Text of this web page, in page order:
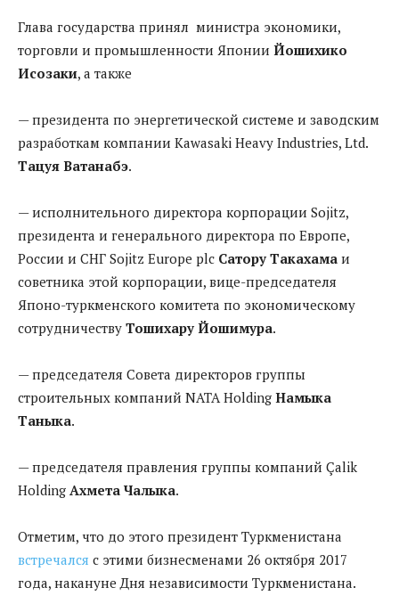
Глава государства принял министра экономики,
торговли и промышленности Японии Йошихико
Исозаки, а также
— президента по энергетической системе и заводским
разработкам компании Kawasaki Heavy Industries, Ltd.
Тацуя Ватанабэ.
— исполнительного директора корпорации Sojitz,
президента и генерального директора по Европе,
России и СНГ Sojitz Europe plc Сатору Такахама и
советника этой корпорации, вице-председателя
Японо-туркменского комитета по экономическому
сотрудничеству Тошихару Йошимура.
— председателя Совета директоров группы
строительных компаний NATA Holding Намыка
Таныка.
— председателя правления группы компаний Çalik
Holding Ахмета Чалыка.
Отметим, что до этого президент Туркменистана
встречался с этими бизнесменами 26 октября 2017
года, накануне Дня независимости Туркменистана.